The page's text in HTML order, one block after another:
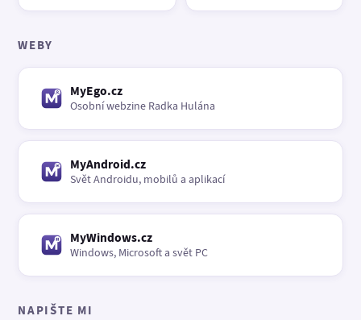
WEBY
MyEgo.cz
Osobní webzine Radka Hulána
MyAndroid.cz
Svět Androidu, mobilů a aplikací
MyWindows.cz
Windows, Microsoft a svět PC
NAPIŠTE MI